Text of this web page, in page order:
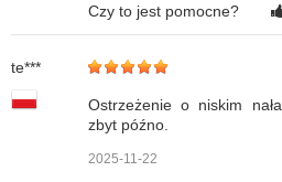
Czy to jest pomocne?
te***
Ostrzeżenie o niskim
zbyt późno.
2025-11-22